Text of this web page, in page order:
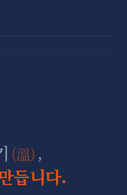
(溫) ,
듭니다.